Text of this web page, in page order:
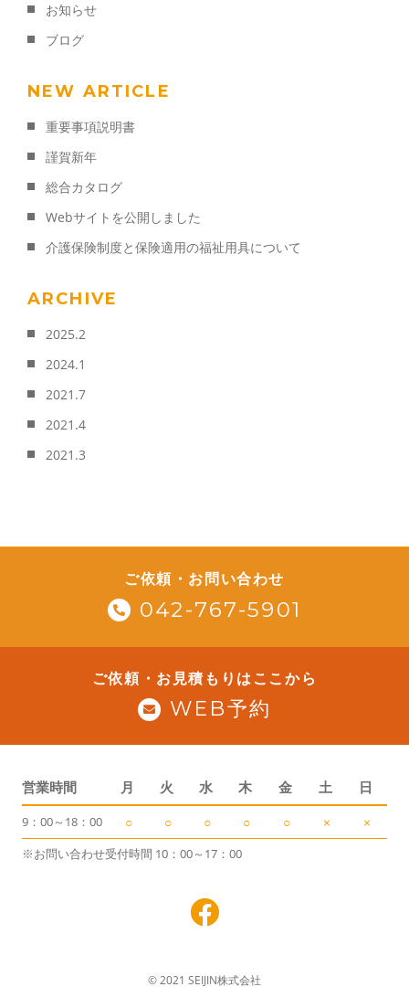
お知らせ
ブログ
NEW ARTICLE
重要事項説明書
謹賀新年
総合カタログ
Webサイトを公開しました
介護保険制度と保険適用の福祉用具について
ARCHIVE
2025.2
2024.1
2021.7
2021.4
2021.3
ご依頼・お問い合わせ
042-767-5901
ご依頼・お見積もりはここから
WEB予約
営業時間 月 火 水 木 金 土 日
9：00～18：00 ○ ○ ○ ○ ○ × ×
※お問い合わせ受付時間 10：00～17：00
© 2021 SEIJIN株式会社